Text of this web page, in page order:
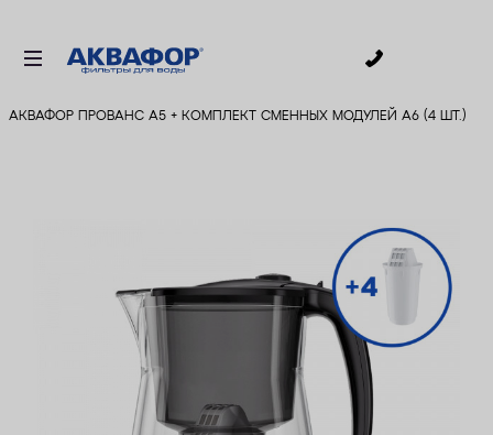
АКВАФОР ПРОВАНС А5 + КОМПЛЕКТ СМЕННЫХ МОДУЛЕЙ А6 (4 ШТ.)